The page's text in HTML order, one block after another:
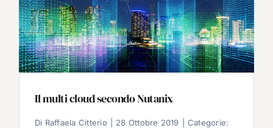
Il multi cloud secondo Nutanix
Di Raffaela Citterio 28 Ottobre 2019
Categorie: